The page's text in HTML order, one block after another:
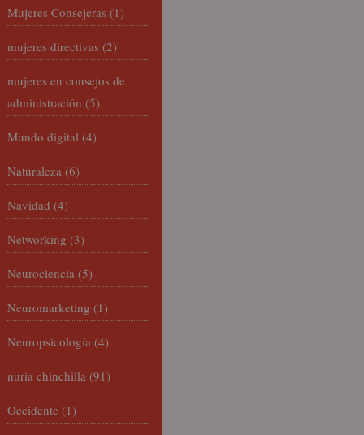
Mujeres Consejeras (1)
mujeres directivas (2)
mujeres en consejos de
administración (5)
Mundo digital (4)
Naturaleza (6)
Navidad (4)
Networking (3)
Neurociencia (5)
Neuromarketing (1)
Neuropsicología (4)
nuria chinchilla (91)
Occidente (1)